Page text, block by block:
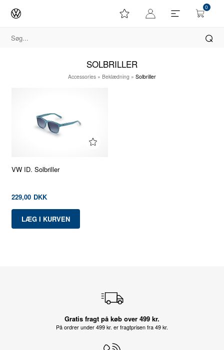
0
SOLBRILLER
Accessories» Beklædning » Solbriller
VW ID. Solbriller
229,00 DKK
Gratis fragt på køb over 499 kr.
På ordrer under 499 kr. er fragtprisen fra 49 kr.